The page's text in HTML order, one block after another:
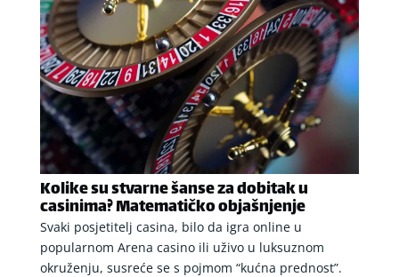
Kolike su stvarne šanse za dobitak u
casinima? Matematičko objašnjenje
Svaki posjetitelj casina, bilo da igra online u
popularnom Arena casino ili uživo u luksuznom
okruženju, susreće se s pojmom “kućna prednost”.